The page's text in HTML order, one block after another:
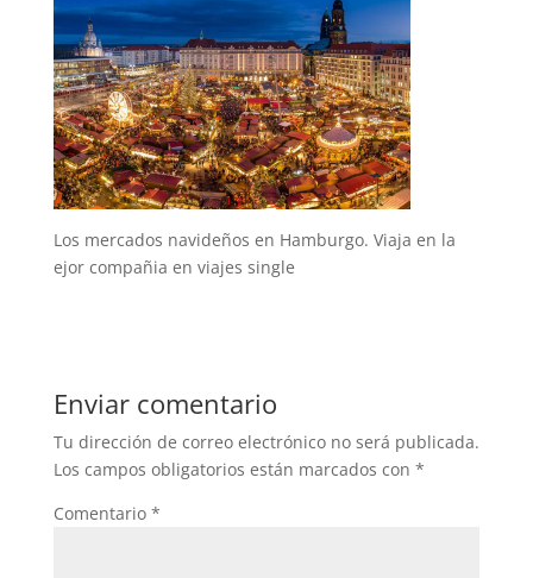
Los mercados navideños en Hamburgo. Viaja en la
ejor compañia en viajes single
Enviar comentario
Tu dirección de correo electrónico no será publicada.
Los campos obligatorios están marcados con *
Comentario *